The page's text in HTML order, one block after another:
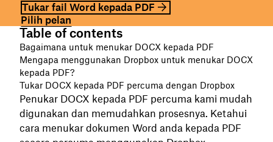
Tukar fail Word kepada PDF
Pilih pelan
Table of contents
Bagaimana untuk menukar DOCX kepada PDF
Mengapa menggunakan Dropbox untuk menukar DOCX
kepada PDF?
Tukar DOCX kepada PDF percuma dengan Dropbox
Penukar DOCX kepada PDF percuma kami mudah
digunakan dan memudahkan prosesnya. Ketahui
cara menukar dokumen Word anda kepada PDF